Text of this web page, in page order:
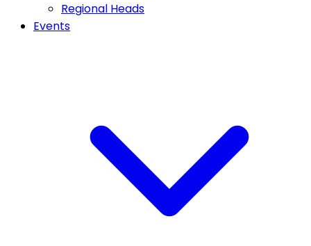
Regional Heads
Events